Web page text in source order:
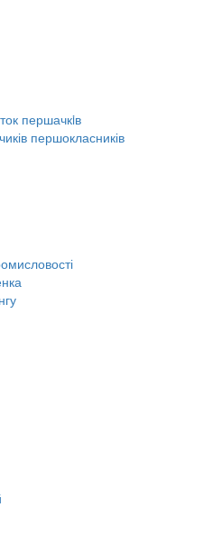
першачкiв
першокласників